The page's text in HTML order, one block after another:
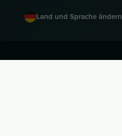
Land und Sprache ändern